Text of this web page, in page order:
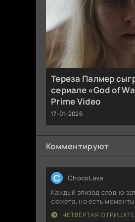
Тереза Палмер
сериале «God of
Prime Video
17-01-2026
Комментируют
C ChocoLava
Каждый эпизод словно
сюжета, но есть
ЧЕТВЁРТАЯ